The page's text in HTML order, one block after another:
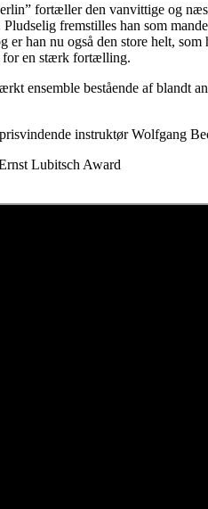
fortæller den vanvittige og
fremstilles han som
er han nu også den store helt,
for en stærk fortælling.
ensemble bestående af blandt
instruktør Wolfgang
Lubitsch Award